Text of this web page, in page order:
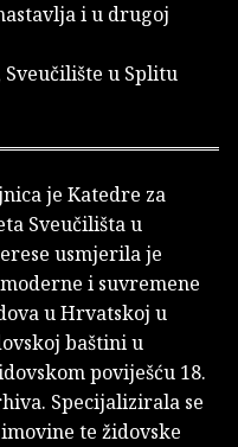
i u drugoj
Sveučilište u Splitu
je Katedre za
Sveučilišta u
usmjerila je
i suvremene
u Hrvatskoj u
baštini u
poviješću 18.
Specijalizirala se
te židovske